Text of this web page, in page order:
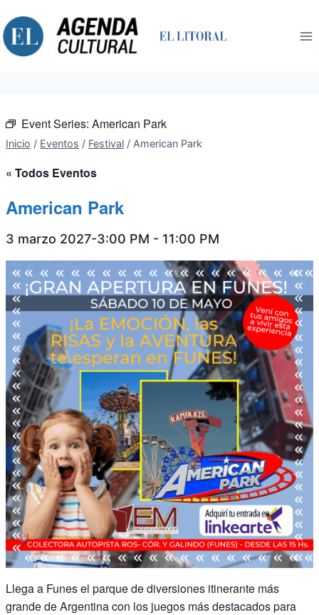
al
contenido
Event Series: American Park
Inicio / Eventos / Festival / American Park
« Todos Eventos
American Park
3 marzo 2027-3:00 PM - 11:00 PM
Llega a Funes el parque de diversiones itinerante más
grande de Argentina con los juegos más destacados para